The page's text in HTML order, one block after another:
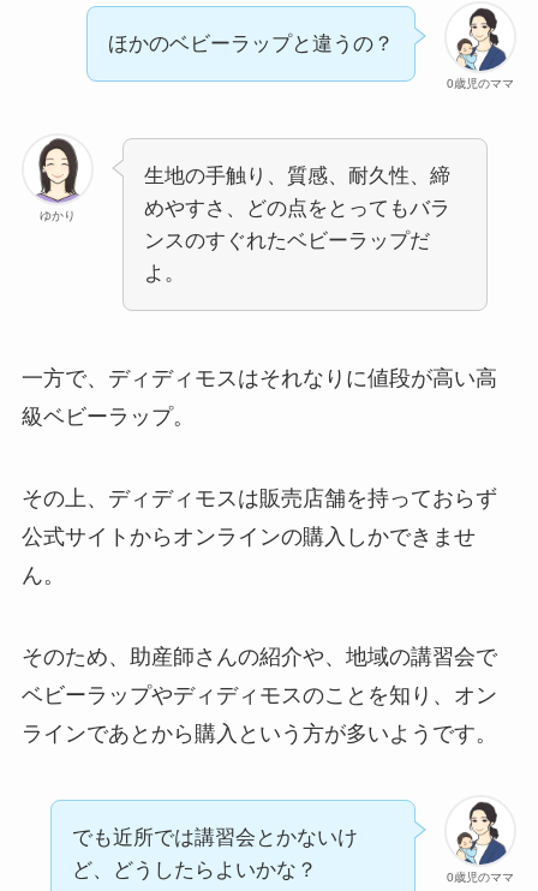
0歳児のママ
ほかのベビーラップと違うの？
ゆかり
生地の手触り、質感、耐久性、締
めやすさ、どの点をとってもバラ
ンスのすぐれたベビーラップだ
よ。
一方で、ディディモスはそれなりに値段が高い高
級ベビーラップ。
その上、ディディモスは販売店舗を持っておらず
公式サイトからオンラインの購入しかできませ
ん。
そのため、助産師さんの紹介や、地域の講習会で
ベビーラップやディディモスのことを知り、オン
ラインであとから購入という方が多いようです。
0歳児のママ
でも近所では講習会とかないけ
ど、どうしたらよいかな？